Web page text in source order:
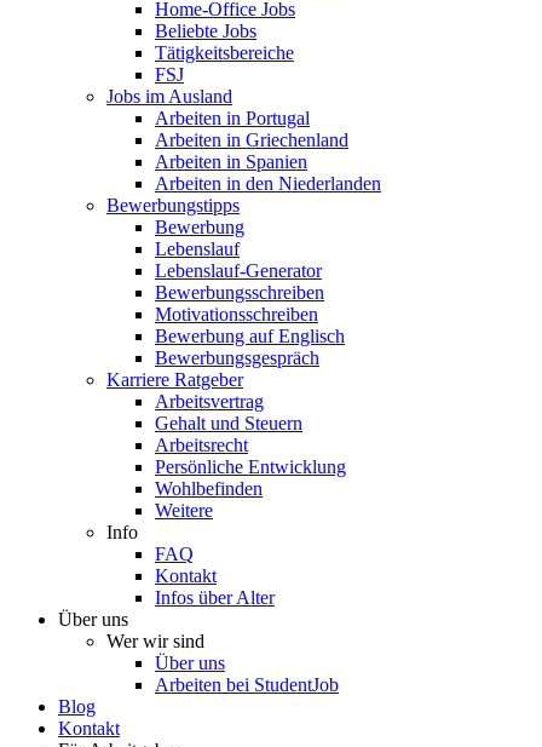
Home-Office Jobs
Beliebte Jobs
Tätigkeitsbereiche
FSJ
Jobs im Ausland
Arbeiten in Portugal
Arbeiten in Griechenland
Arbeiten in Spanien
Arbeiten in den Niederlanden
Bewerbungstipps
Bewerbung
Lebenslauf
Lebenslauf-Generator
Bewerbungsschreiben
Motivationsschreiben
Bewerbung auf Englisch
Bewerbungsgespräch
Karriere Ratgeber
Arbeitsvertrag
Gehalt und Steuern
Arbeitsrecht
Persönliche Entwicklung
Wohlbefinden
Weitere
Info
FAQ
Kontakt
Infos über Alter
Über uns
Wer wir sind
Über uns
Arbeiten bei StudentJob
Blog
Kontakt